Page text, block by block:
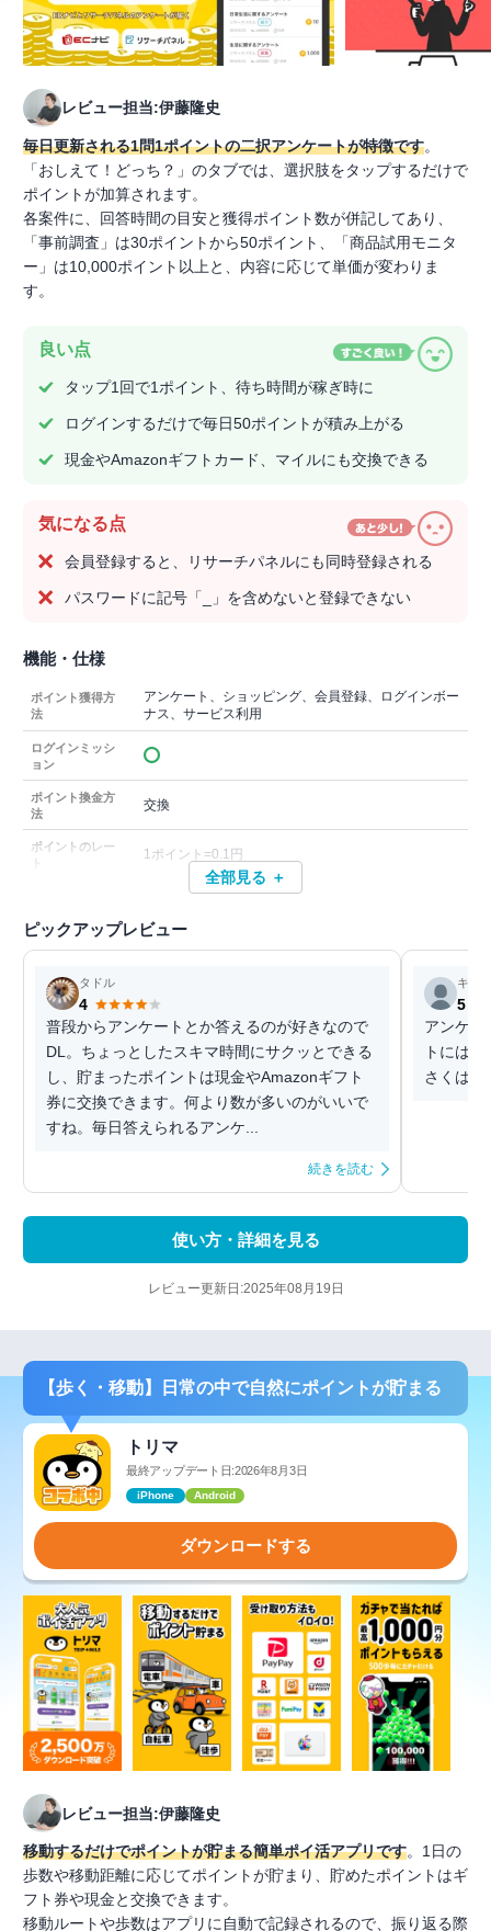
レビュー担当:伊藤隆史
毎日更新される1問1ポイントの二択アンケートが特徴です。
「おしえて！どっち？」のタブでは、選択肢をタップするだけで
ポイントが加算されます。
各案件に、回答時間の目安と獲得ポイント数が併記してあり、
「事前調査」は30ポイントから50ポイント、「商品試用モニタ
ー」は10,000ポイント以上と、内容に応じて単価が変わりま
す。
良い点
タップ1回で1ポイント、待ち時間が稼ぎ時に
ログインするだけで毎日50ポイントが積み上がる
現金やAmazonギフトカード、マイルにも交換できる
気になる点
会員登録すると、リサーチパネルにも同時登録される
パスワードに記号「_」を含めないと登録できない
機能・仕様
ポイント獲得方
法
アンケート、ショッピング、会員登録、ログインボー
ナス、サービス利用
ログインミッシ
ョン
ポイント換金方
法
交換
ポイントのレー
1ポイント=0.1円
全部見る ＋
ピックアップレビュー
タドル
4
普段からアンケートとか答えるのが好きなので
DL。ちょっとしたスキマ時間にサクッとできる
し、貯まったポイントは現金やAmazonギフト
券に交換できます。何より数が多いのがいいで
すね。毎日答えられるアンケ...
続きを読む
キン
5
アンケー
トには
さくはあ
使い方・詳細を見る
レビュー更新日:2025年08月19日
【歩く・移動】日常の中で自然にポイントが貯まる
トリマ
最終アップデート日:2026年8月3日
iPhone Android
ダウンロードする
レビュー担当:伊藤隆史
移動するだけでポイントが貯まる簡単ポイ活アプリです。1日の
歩数や移動距離に応じてポイントが貯まり、貯めたポイントはギ
フト券や現金と交換できます。
移動ルートや歩数はアプリに自動で記録されるので、振り返る際